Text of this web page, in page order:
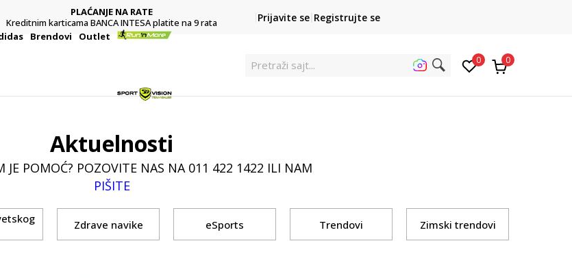
PLAĆANJE NA RATE
Kreditnim karticama BANCA INTESA platite na 9 rata
POZOVITE NAS
011 422 1422
Prijavite se Registrujte se
Brendovi Outlet
Pretraži sajt.. 0 0
Aktuelnosti
JE POMOĆ? POZOVITE NAS NA 011 422 1422 ILI NAM
PIŠITE
Zdrave navike eSports Trendovi Zimski trendovi